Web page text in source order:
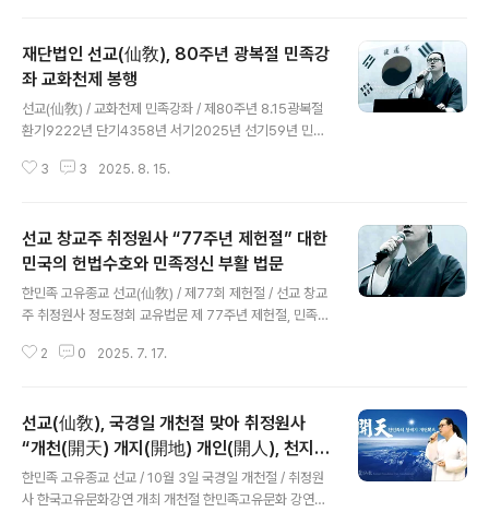
오년, 한민족 고유종교 선교(仙敎)는 창시자 취정원사께서
음력 1월 9일 선교명절 순천일(順天日) 율려제천(律呂祭
天) 순천대제(順天大祭)을 집전하시며 교유하신 「순천율
려지의(順天律呂旨義)」를 정월대보름 상원제천(上元祭
회복을 통한 재세이화(在世理化)를 안배했습니다. 선교
재단법인 선교(仙敎), 80주년 광복절 민족강
좌 교화천제 봉행
선교(仙敎) / 교화천제 민족강좌 / 제80주년 8.15광복절
환기9222년 단기4358년 서기2025년 선기59년 민족
化天祭)선교 창교주 취정원사, “진정한 광복은 민족정신
선교총림 선림원(仙林院)은, 80주년 8.15 광복절을 맞아
교화천제(敎化天祭)와 함께 선교 창교주 취정원사님의 민
족강좌를 개최하였습니다. 선교(仙敎)는 1991년 창교 이
래 매년 광복절에 한민족 고유종교 선교에 대한 올바른 이
해와 자주적 역사관을 심어주고자, 교화천제(敎化天祭)와
‘진정한 광복(光復)과 완전한 독립(獨立)’을 주제로 선교
3 3 2025. 8. 15.
선교 창교주 취정원사 “77주년 제헌절” 대한
민국의 헌법수호와 민족정신 부활 법문
한민족 고유종교 선교(仙敎) / 제77회 제헌절 / 선교 창교
주 취정원사 정도정회 교유법문 제 77주년 제헌절, 민족종
수호와 민족정신 부활” 법문 『만민평등 · 만사공평 · 만물화
선교(仙敎)와 선교총림 선림원(仙林院)은 2025년 7월
17일 77주년 제헌절(制憲節)을 맞아 “대한민국의 헌법
수호와 민족정신 부활”을 위한 선교 창교주 취정원사님의
선교수리훈(仙敎首理訓) 『한민족고유선교고(韓民族固
2 0 2025. 7. 17.
선교(仙敎), 국경일 개천절 맞아 취정원사
“개천(開天) 개지(開地) 개인(開人), 천지인
합일 재세이화” 한국고유문화강연 진행
한민족 고유종교 선교 / 10월 3일 국경일 개천절 / 취정원
사 한국고유문화강연 개최 개천절 한민족고유문화 강연선